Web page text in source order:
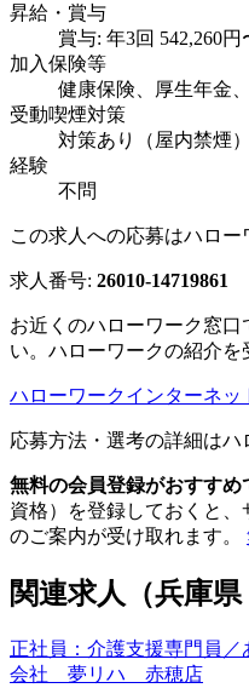
昇給・賞与
賞与: 年3回 542,260円
加入保険等
健康保険、厚生年金
受動喫煙対策
対策あり（屋内禁煙）
経験
不問
この求人への応募はハロ
求人番号: 26010-14719861
お近くのハローワーク窓
い。ハローワークの紹介を
ハローワークインターネッ
応募方法・選考の詳細はハ
無料の会員登録がおすすめ
資格）を登録しておくと
のご案内が受け取れます。
関連求人（兵庫県
正社員：介護支援専門員
会社 夢リハ 赤穂店